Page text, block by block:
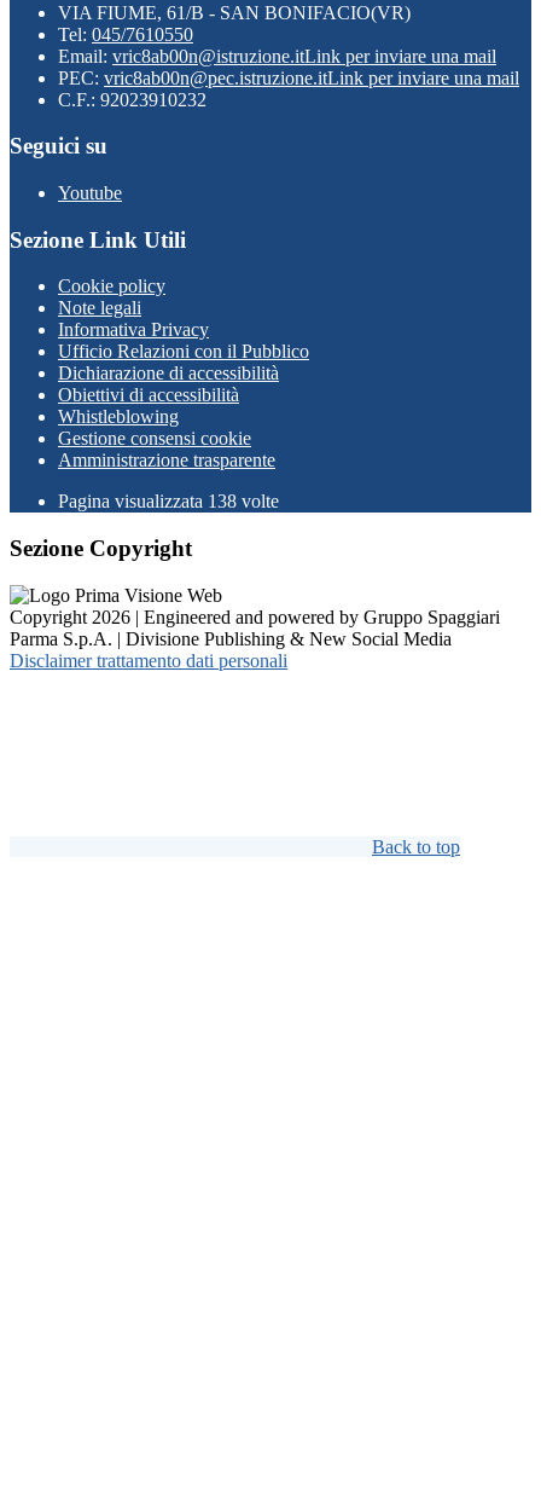
VIA FIUME, 61/B - SAN BONIFACIO(VR)
Tel: 045/7610550
Email: vric8ab00n@istruzione.itLink per inviare una mail
PEC: vric8ab00n@pec.istruzione.itLink per inviare una mail
C.F.: 92023910232
Seguici su
Youtube
Sezione Link Utili
Cookie policy
Note legali
Informativa Privacy
Ufficio Relazioni con il Pubblico
Dichiarazione di accessibilità
Obiettivi di accessibilità
Whistleblowing
Gestione consensi cookie
Amministrazione trasparente
Pagina visualizzata 138 volte
Sezione Copyright
Copyright 2026 | Engineered and powered by Gruppo Spaggiari
Parma S.p.A. | Divisione Publishing & New Social Media
Disclaimer trattamento dati personali
Back to top